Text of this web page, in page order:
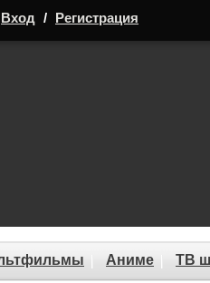
Вход / Регистрация
Аниме ТВ